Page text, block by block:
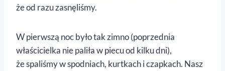
że od razu zasnęliśmy.
W pierwszą noc było tak zimno (poprzednia
właścicielka nie paliła w piecu od kilku dni),
że spaliśmy w spodniach, kurtkach i czapkach. Nasz